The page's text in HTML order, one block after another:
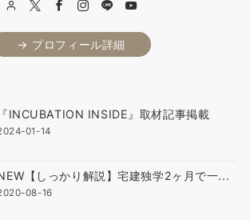
→ プロフィール詳細
『INCUBATION INSIDE』取材記事掲載
01-14
【しっかり解説】宅建独学2ヶ月で一...
08-16